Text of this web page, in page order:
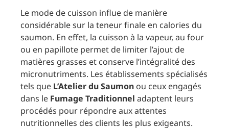
Le mode de cuisson influe de manière
considérable sur la teneur finale en calories du
saumon. En effet, la cuisson à la vapeur, au four
ou en papillote permet de limiter l’ajout de
matières grasses et conserve l’intégralité des
micronutriments. Les établissements spécialisés
tels que L’Atelier du Saumon ou ceux engagés
dans le Fumage Traditionnel adaptent leurs
procédés pour répondre aux attentes
nutritionnelles des clients les plus exigeants.